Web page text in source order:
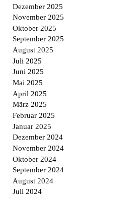
Dezember 2025
November 2025
Oktober 2025
September 2025
August 2025
Juli 2025
Juni 2025
Mai 2025
April 2025
März 2025
Februar 2025
Januar 2025
Dezember 2024
November 2024
Oktober 2024
September 2024
August 2024
Juli 2024